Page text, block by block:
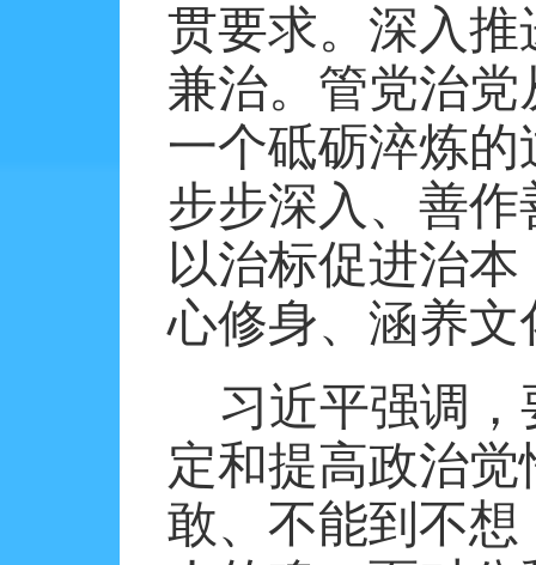
贯要求。深入
兼治。管党治
一个砥砺淬炼
步步深入、善
以治标促进治
心修身、涵养
习近平强调
定和提高政治
敢、不能到不